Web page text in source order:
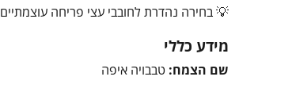
💡 בחירה נהדרת לחובבי עצי פריחה עוצמתיים
מידע כללי
שם הצמח: טבבויה איפה